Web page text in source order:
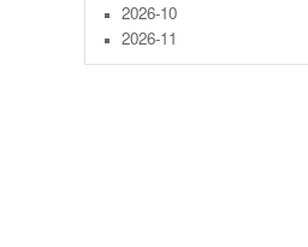
2026-10
2026-11